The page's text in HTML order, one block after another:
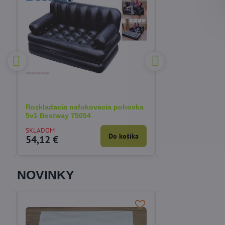
Rozkladacia nafukovacia pohovka
5v1 Bestway 75054
SKLADOM
54,12 € Do košíka
NOVINKY